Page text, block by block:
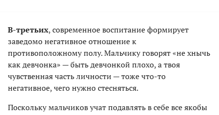
В-третьих, современное воспитание формирует
заведомо негативное отношение к
противоположному полу. Мальчику говорят «не хнычь
как девчонка» — быть девчонкой плохо, а твоя
чувственная часть личности — тоже что-то
негативное, чего нужно стесняться.
Поскольку мальчиков учат подавлять в себе все якобы